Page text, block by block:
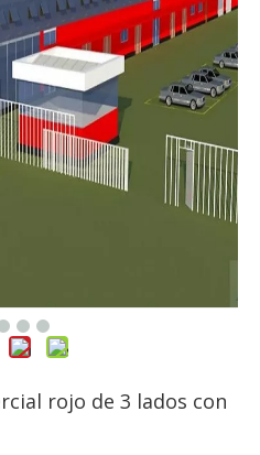
rojo de 3 lados con